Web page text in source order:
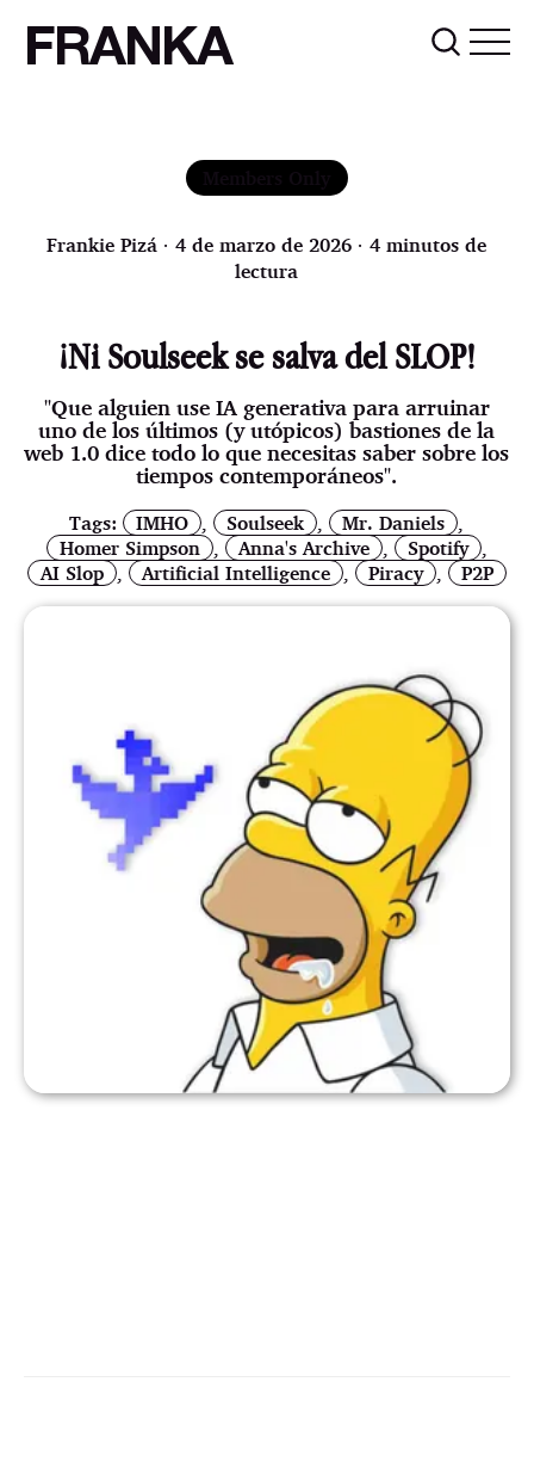
FRANKA
Frankie Pizá ∙ 4 de marzo de 2026 ∙ 4 minutos de
lectura
¡Ni Soulseek se salva del SLOP!
"Que alguien use IA generativa para arruinar
uno de los últimos (y utópicos) bastiones de la
web 1.0 dice todo lo que necesitas saber sobre los
tiempos contemporáneos".
Tags: IMHO , Soulseek , Mr. Daniels
Homer Simpson , Anna's Archive , Spotify ,
AI Slop , Artificial Intelligence , Piracy , P2P